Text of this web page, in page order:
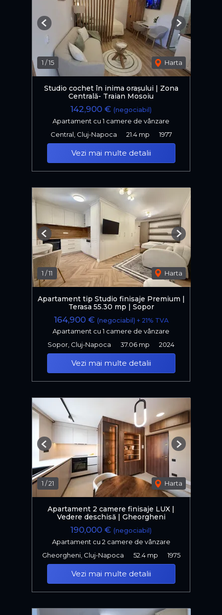
1 /15 Harta
Previous Next
Studio cochet în inima orașului | Zona
Centrală- Traian Mosoiu
142,900 € (negociabil)
Apartament cu 1 camere de vânzare
Central, Cluj-Napoca
21.4 mp 1977
Vezi mai multe detalii
1 /11 Harta
Previous Next
Apartament tip Studio finisaje Premium |
Terasa 55.30 mp | Sopor
164,900 € (negociabil) + 21% TVA
Apartament cu 1 camere de vânzare
Sopor, Cluj-Napoca
37.06 mp 2024
Vezi mai multe detalii
1 /21 Harta
Previous Next
Apartament 2 camere finisaje LUX |
Vedere deschisă | Gheorgheni
190,000 € (negociabil)
Apartament cu 2 camere de vânzare
Gheorgheni, Cluj-Napoca
52.4 mp 1975
Vezi mai multe detalii